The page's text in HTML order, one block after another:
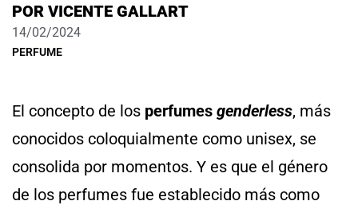
POR VICENTE GALLART
14/02/2024
PERFUME
El concepto de los perfumes genderless, más
conocidos coloquialmente como unisex, se
consolida por momentos. Y es que el género
de los perfumes fue establecido más como